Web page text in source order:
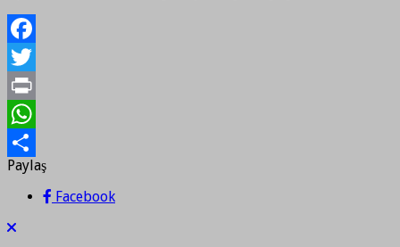
Facebook
Twitter
Print
WhatsApp
Paylaş
Paylaş
Facebook